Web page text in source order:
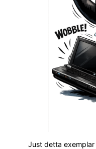
Just detta